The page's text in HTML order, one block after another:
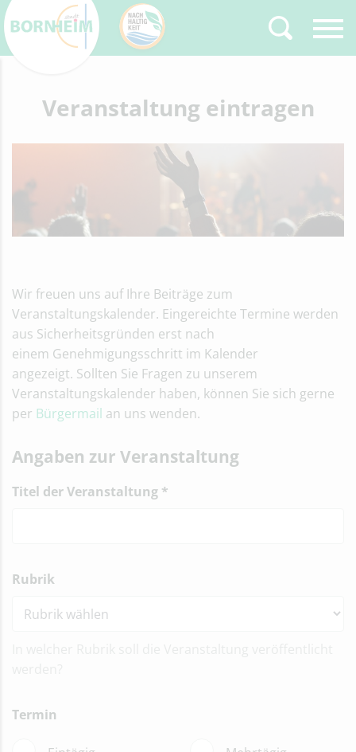
Zurück
Type 2 or more
characters for results.
Veranstaltung eintragen
Wir freuen uns auf Ihre Beiträge zum
Veranstaltungskalender. Eingereichte Termine werden
aus Sicherheitsgründen erst nach
einem Genehmigungsschritt im Kalender
angezeigt. Sollten Sie Fragen zu unserem
Veranstaltungskalender haben, können Sie sich gerne
per Bürgermail an uns wenden.
Angaben zur Veranstaltung
Titel der Veranstaltung *
Rubrik
Termin